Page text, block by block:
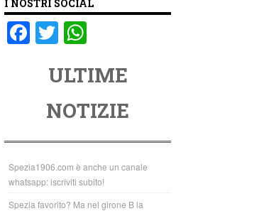
I NOSTRI SOCIAL
F
o
o
k
T
tt
er
at
s
A
p
p
ULTIME
NOTIZIE
Spezia1906.com è anche un canale
whatsapp: iscriviti subito!
Spezia favorito? Ma nel girone B la